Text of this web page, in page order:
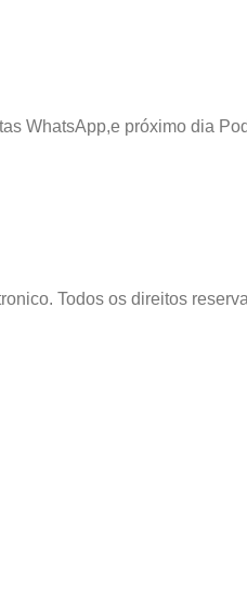
WhatsApp,e próximo dia
Todos os direitos